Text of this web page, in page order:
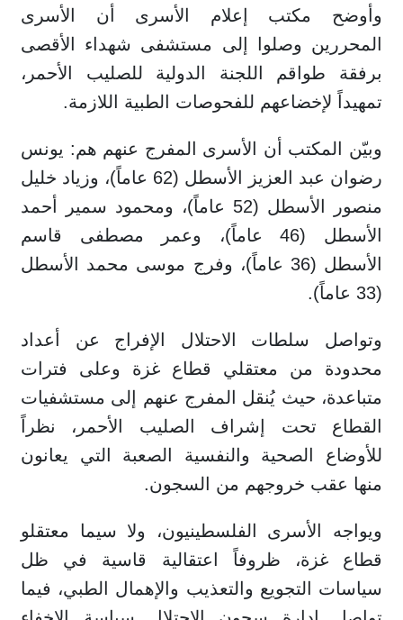
وأوضح مكتب إعلام الأسرى أن الأسرى
المحررين وصلوا إلى مستشفى شهداء الأقصى
برفقة طواقم اللجنة الدولية للصليب الأحمر،
تمهيداً لإخضاعهم للفحوصات الطبية اللازمة.
وبيّن المكتب أن الأسرى المفرج عنهم هم: يونس
رضوان عبد العزيز الأسطل (62 عاماً)، وزياد خليل
منصور الأسطل (52 عاماً)، ومحمود سمير أحمد
الأسطل (46 عاماً)، وعمر مصطفى قاسم
الأسطل (36 عاماً)، وفرج موسى محمد الأسطل
(33 عاماً).
وتواصل سلطات الاحتلال الإفراج عن أعداد
محدودة من معتقلي قطاع غزة وعلى فترات
متباعدة، حيث يُنقل المفرج عنهم إلى مستشفيات
القطاع تحت إشراف الصليب الأحمر، نظراً
للأوضاع الصحية والنفسية الصعبة التي يعانون
منها عقب خروجهم من السجون.
ويواجه الأسرى الفلسطينيون، ولا سيما معتقلو
قطاع غزة، ظروفاً اعتقالية قاسية في ظل
سياسات التجويع والتعذيب والإهمال الطبي، فيما